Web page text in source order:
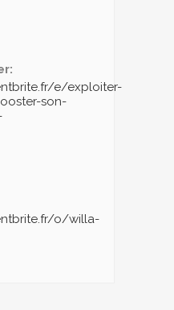
e/exploiter-
son-
o/willa-